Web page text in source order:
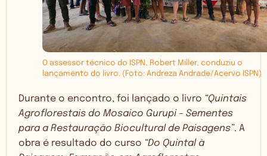
O assessor técnico do ISPN, Robert Miller, conduziu o
lançamento do livro. (Foto: Andreza Andrade/Acervo ISPN)
Durante o encontro, foi lançado o livro “Quintais
Agroflorestais do Mosaico Gurupi – Sementes
para a Restauração Biocultural de Paisagens”. A
obra é resultado do curso “Do Quintal à